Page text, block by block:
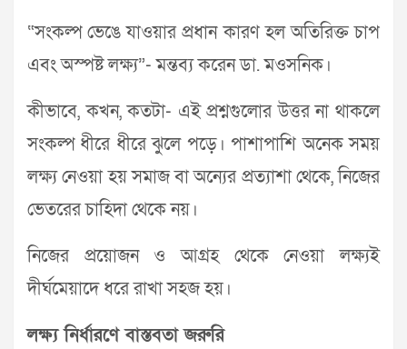
“সংকল্প ভেঙে যাওয়ার প্রধান কারণ হল অতিরিক্ত চাপ
এবং অস্পষ্ট লক্ষ্য”- মন্তব্য করেন ডা. মওসনিক।
কীভাবে, কখন, কতটা- এই প্রশ্নগুলোর উত্তর না থাকলে
সংকল্প ধীরে ধীরে ঝুলে পড়ে। পাশাপাশি অনেক সময়
লক্ষ্য নেওয়া হয় সমাজ বা অন্যের প্রত্যাশা থেকে, নিজের
ভেতরের চাহিদা থেকে নয়।
নিজের প্রয়োজন ও আগ্রহ থেকে নেওয়া লক্ষ্যই
দীর্ঘমেয়াদে ধরে রাখা সহজ হয়।
লক্ষ্য নির্ধারণে বাস্তবতা জরুরি